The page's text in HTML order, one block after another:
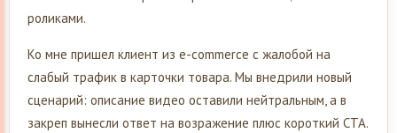
роликами.
Ко мне пришел клиент из e-commerce с жалобой на
слабый трафик в карточки товара. Мы внедрили новый
сценарий: описание видео оставили нейтральным, а в
закреп вынесли ответ на возражение плюс короткий CTA.